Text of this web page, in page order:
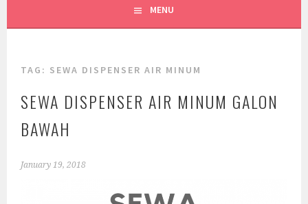
MENU
TAG: SEWA DISPENSER AIR MINUM
SEWA DISPENSER AIR MINUM GALON
BAWAH
January 19, 2018